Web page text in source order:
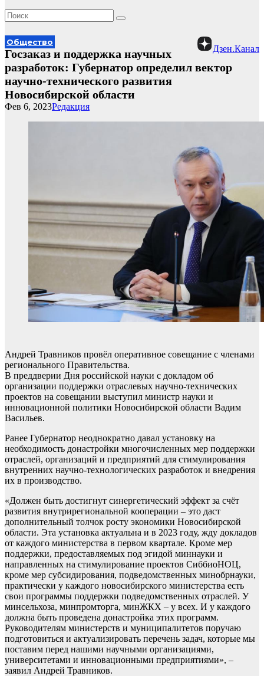
Общество
Дзен.Канал
Госзаказ и поддержка научных
разработок: Губернатор определил вектор
научно-технического развития
Новосибирской области
Редакция
Фев 6, 2023
Андрей Травников провёл оперативное совещание с членами
регионального Правительства.
В преддверии Дня российской науки с докладом об
организации поддержки отраслевых научно-технических
проектов на совещании выступил министр науки и
инновационной политики Новосибирской области Вадим
Васильев.
Ранее Губернатор неоднократно давал установку на
необходимость донастройки многочисленных мер поддержки
отраслей, организаций и предприятий для стимулирования
внутренних научно-технологических разработок и внедрения
их в производство.
«Должен быть достигнут синергетический эффект за счёт
развития внутрирегиональной кооперации – это даст
дополнительный толчок росту экономики Новосибирской
области. Эта установка актуальна и в 2023 году, жду докладов
от каждого министерства в первом квартале. Кроме мер
поддержки, предоставляемых под эгидой миннауки и
направленных на стимулирование проектов СиббиоНОЦ,
кроме мер субсидирования, подведомственных минобрнауки,
практически у каждого новосибирского министерства есть
свои программы поддержки подведомственных отраслей. У
минсельхоза, минпромторга, минЖКХ – у всех. И у каждого
должна быть проведена донастройка этих программ.
Руководителям министерств и муниципалитетов поручаю
подготовиться и актуализировать перечень задач, которые мы
поставим перед нашими научными организациями,
университетами и инновационными предприятиями», –
заявил Андрей Травников.